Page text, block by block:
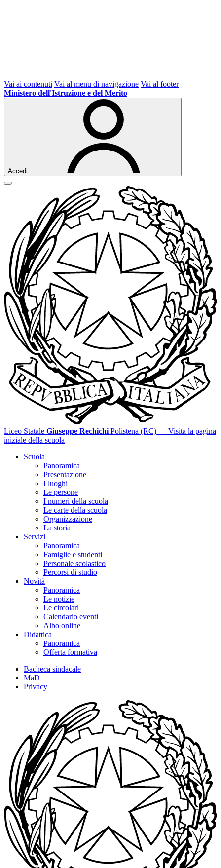
Vai ai contenuti Vai al menu di navigazione Vai al footer
Ministero dell'Istruzione e del Merito
Accedi
Liceo Statale Giuseppe Rechichi Polistena (RC) — Visita la pagina
iniziale della scuola
Scuola
Panoramica
Presentazione
I luoghi
Le persone
I numeri della scuola
Le carte della scuola
Organizzazione
La storia
Servizi
Panoramica
Famiglie e studenti
Personale scolastico
Percorsi di studio
Novità
Panoramica
Le notizie
Le circolari
Calendario eventi
Albo online
Didattica
Panoramica
Offerta formativa
Bacheca sindacale
MaD
Privacy